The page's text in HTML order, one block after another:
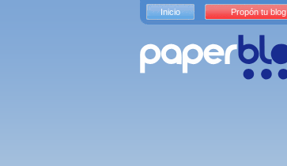
Inicio Propón tu blog